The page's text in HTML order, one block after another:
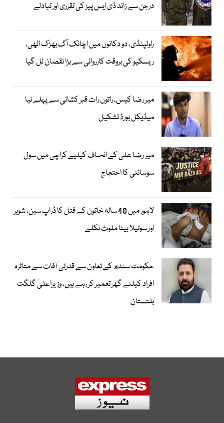
درجن سے زائد ڈی ایس پیز کی تقرری اور تبادلے
راولپنڈی، دو دکانوں میں اچانک آگ بھڑک اٹھی،
ریسکیو کی بروقت کارروائی سے بڑا نقصان ٹل گیا
میر رضا کیس، راتوں رات قبر کشائی سے پہلے نیا
میڈیکل بورڈ تشکیل
میر رضا علی کے انصاف کیلیے کراچی میں سول
سوسائٹی کا احتجاج
لاہور میں 40 سالہ خاتون کے قتل کا ڈراپ سین، شوہر
اور سوتیلا بیٹا ملوث نکلے
حکومت سندھ کے تعاون سے قدرتی آفات سے متاثرہ
افراد کیلئے گھر تعمیر کر رہے ہیں، وزیراعلیٰ گلگت
بلتستان